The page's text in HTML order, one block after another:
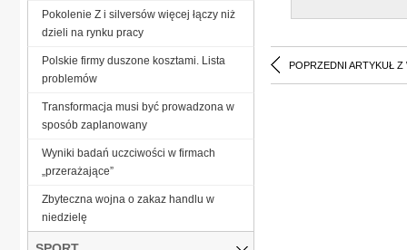
POPRZEDNI ARTYKUŁ Z
Pokolenie Z i silversów więcej łączy niż
dzieli na rynku pracy
Polskie firmy duszone kosztami. Lista
problemów
Transformacja musi być prowadzona w
sposób zaplanowany
Wyniki badań uczciwości w firmach
„przerażające”
Zbyteczna wojna o zakaz handlu w
niedzielę